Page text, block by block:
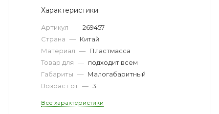
Характеристики
Артикул — 269457
Страна — Китай
Материал — Пластмасса
Товар для — подходит всем
Габариты — Малогабаритный
Возраст от — 3
Все характеристики